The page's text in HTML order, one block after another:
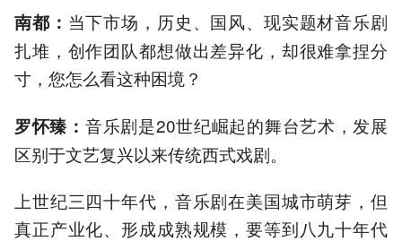
南都 ： 当下市场，历史、国风、现实题材音乐剧
扎堆，创作团队都想做出差异化，却很难拿捏分
寸，您怎么看这种困境？
罗怀臻： 音乐剧是20世纪崛起的舞台艺术，发展
区别于文艺复兴以来传统西式戏剧。
上世纪三四十年代，音乐剧在美国城市萌芽，但
真正产业化、形成成熟规模，要等到八九十年代